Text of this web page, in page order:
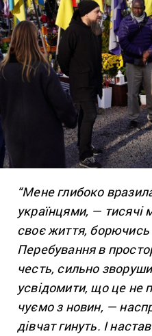
“Мене глибоко
українцями, —
своє життя, борючись
Перебування в
честь, сильно
усвідомити, що це не
чуємо з новин, —
дівчат гинуть. І